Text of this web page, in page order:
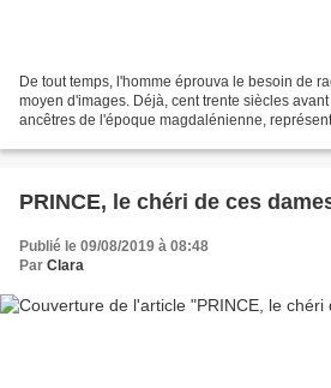
De tout temps, l'homme éprouva le besoin de
moyen d'images. Déjà, cent trente siècles
ancêtres de l'époque magdalénienne,
PRINCE, le chéri de ces
Publié le 09/08/2019 à 08:48
Par Clara